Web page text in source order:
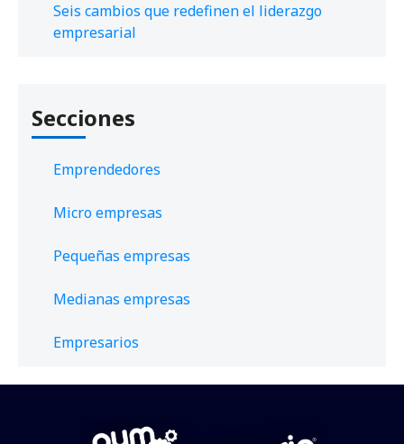
Seis cambios que redefinen el liderazgo
empresarial
Secciones
Emprendedores
Micro empresas
Pequeñas empresas
Medianas empresas
Empresarios